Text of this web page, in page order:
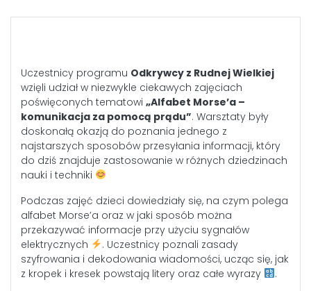
Uczestnicy programu Odkrywcy z Rudnej Wielkiej
wzięli udział w niezwykle ciekawych zajęciach
poświęconych tematowi „Alfabet Morse’a –
komunikacja za pomocą prądu”. Warsztaty były
doskonałą okazją do poznania jednego z
najstarszych sposobów przesyłania informacji, który
do dziś znajduje zastosowanie w różnych dziedzinach
nauki i techniki
Podczas zajęć dzieci dowiedziały się, na czym polega
alfabet Morse’a oraz w jaki sposób można
przekazywać informacje przy użyciu sygnałów
elektrycznych
. Uczestnicy poznali zasady
szyfrowania i dekodowania wiadomości, ucząc się, jak
z kropek i kresek powstają litery oraz całe wyrazy
.